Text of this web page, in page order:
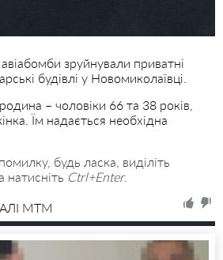
авіабомби зруйнували приватні
будівлі у Новомиколаївці.
– чоловіки 66 та 38 років,
Їм надається необхідна
будь ласка, виділіть
натисніть Ctrl+Enter.
MTM